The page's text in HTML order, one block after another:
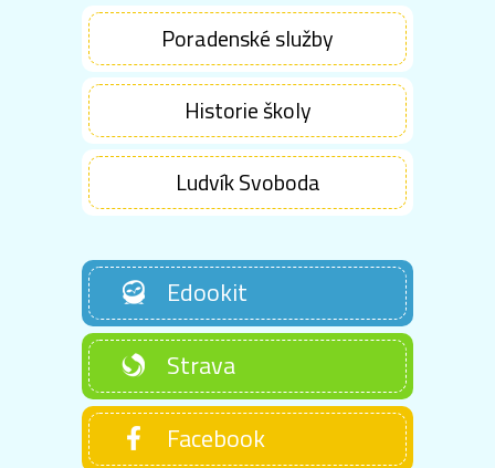
Poradenské služby
Historie školy
Ludvík Svoboda
Edookit
Strava
Facebook